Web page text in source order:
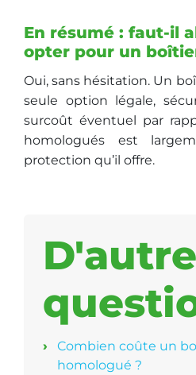
En résumé : faut-il
opter pour un
Oui, sans hésitation. Un
seule option légale,
surcoût éventuel par
homologués est
protection qu’il offre.
Combien coûte un
homologué ?